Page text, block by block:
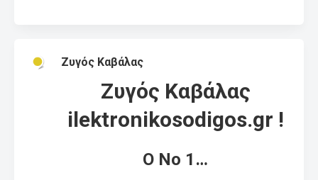
Ζυγός Καβάλας
Ζυγός Καβάλας
ilektronikosodigos.gr !
Ο Νο 1…